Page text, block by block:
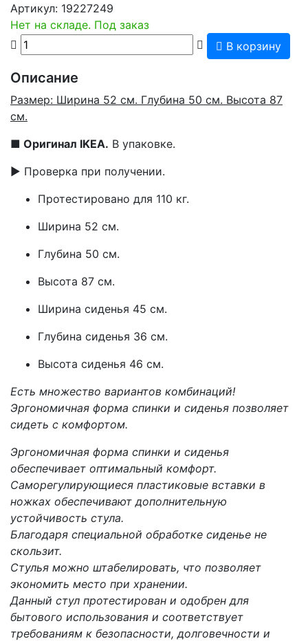
Артикул: 19227249
Нет на складе. Под заказ
В корзину
Описание
Размер: Ширина 52 см. Глубина 50 см. Высота 87
см.
■ Оригинал IKEA. В упаковке.
▶ Проверка при получении.
Протестировано для 110 кг.
Ширина 52 см.
Глубина 50 см.
Высота 87 см.
Ширина сиденья 45 см.
Глубина сиденья 36 см.
Высота сиденья 46 см.
Есть множество вариантов комбинаций!
Эргономичная форма спинки и сиденья позволяет
сидеть с комфортом.
Эргономичная форма спинки и сиденья
обеспечивает оптимальный комфорт.
Саморегулирующиеся пластиковые вставки в
ножках обеспечивают дополнительную
устойчивость стула.
Благодаря специальной обработке сиденье не
скользит.
Стулья можно штабелировать, что позволяет
экономить место при хранении.
Данный стул протестирован и одобрен для
бытового использования и соответствует
требованиям к безопасности, долговечности и